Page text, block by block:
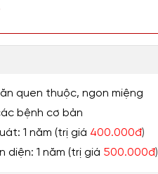
quen thuộc, ngon miệng
bệnh cơ bản
1 năm (trị giá 400.000đ)
diện: 1 năm (trị giá 500.000đ)